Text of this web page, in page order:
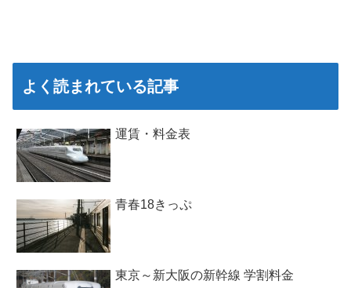
よく読まれている記事
運賃・料金表
青春18きっぷ
東京～新大阪の新幹線 学割料金